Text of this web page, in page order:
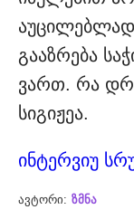
აუცილებლად
გააზრება
ვართ. რა
სიგიჟეა.
ინტერვიუ
ავტორი: ზმნა